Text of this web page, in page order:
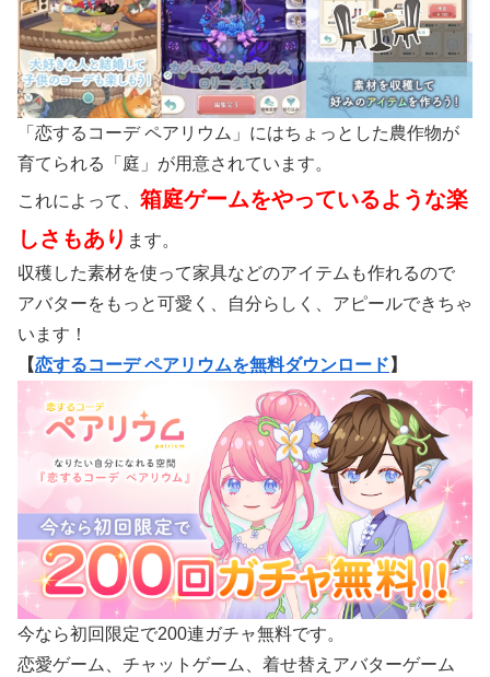
「恋するコーデ ペアリウム」にはちょっとした農作物が
育てられる「庭」が用意されています。
これによって、 箱庭ゲームをやっているような楽
しさもあり ます。
収穫した素材を使って家具などのアイテムも作れるので
アバターをもっと可愛く、自分らしく、アピールできちゃ
います！
【恋するコーデ ペアリウムを無料ダウンロード 】
今なら初回限定で200連ガチャ無料です。
恋愛ゲーム、チャットゲーム、着せ替えアバターゲーム